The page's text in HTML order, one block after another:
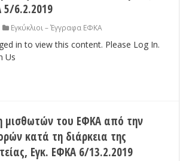
6.2.2019
Εγκύκλιοι – Έγγραφα ΕΦΚΑ
in to view this content. Please Log In.
Us
μισθωτών του ΕΦΚΑ από την
κατά τη διάρκεια της
Εγκ. ΕΦΚΑ 6/13.2.2019